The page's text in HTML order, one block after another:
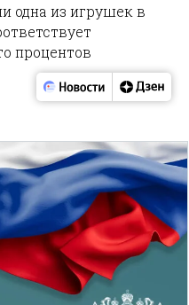
одна из игрушек в
процентов